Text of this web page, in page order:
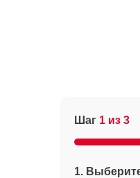
Шаг 1 из 3
1.